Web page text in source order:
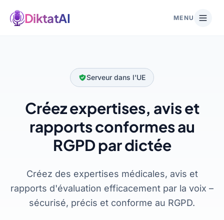
DiktatAI MENU
Serveur dans l'UE
Créez expertises, avis et
rapports conformes au
RGPD par dictée
Créez des expertises médicales, avis et
rapports d'évaluation efficacement par la voix –
sécurisé, précis et conforme au RGPD.